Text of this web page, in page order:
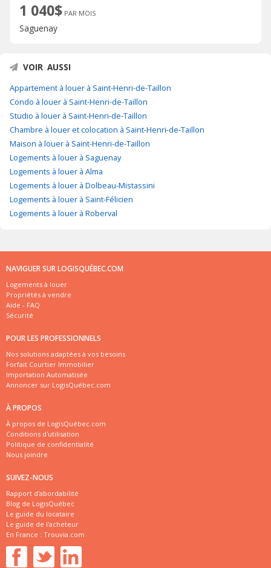
1 040$ PAR MOIS
Saguenay
VOIR AUSSI
Appartement à louer à Saint-Henri-de-Taillon
Condo à louer à Saint-Henri-de-Taillon
Studio à louer à Saint-Henri-de-Taillon
Chambre à louer et colocation à Saint-Henri-de-Taillon
Maison à louer à Saint-Henri-de-Taillon
Logements à louer à Saguenay
Logements à louer à Alma
Logements à louer à Dolbeau-Mistassini
Logements à louer à Saint-Félicien
Logements à louer à Roberval
NAVIGUER SUR LOGISQUÉBEC.COM
Logements à louer
Propriétés à vendre
Aide - FAQ
Sécurité
POUR LES PROFESSIONNELS
Nos solutions adaptées à vos besoins
Forfait Courtier Immobilier
Importation Automatisée
Annoncer sur LogisQuébec.com
À PROPOS
À propos de LogisQuébec.com
Conditions d'utilisation
Politique de confidentialité
Nous joindre
SUIVEZ-NOUS
Rapport d'abordabilité
Blog de LogisQuébec
Le guide du locataire
Le guide de l'acheteur
En France : Trouvia.com